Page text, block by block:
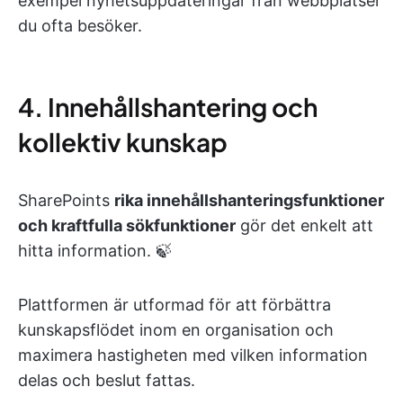
du ofta besöker.
4. Innehållshantering och
kollektiv kunskap
SharePoints rika innehållshanteringsfunktioner
och kraftfulla sökfunktioner gör det enkelt att
hitta information. 🍃
Plattformen är utformad för att förbättra
kunskapsflödet inom en organisation och
maximera hastigheten med vilken information
delas och beslut fattas.